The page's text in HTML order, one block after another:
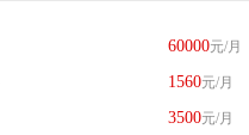
60000元/月
1560元/月
3500元/月